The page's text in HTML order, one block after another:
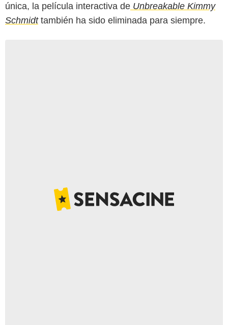
única, la película interactiva de Unbreakable Kimmy
Schmidttambién ha sido eliminada para siempre.